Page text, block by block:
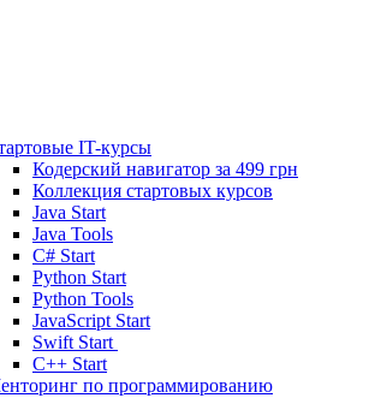
IT-курсы
Кодерский навигатор за 499 грн
Коллекция стартовых курсов
Java Start
Java Tools
C# Start
Python Start
Python Tools
JavaScript Start
Swift Start
C++ Start
по программированию